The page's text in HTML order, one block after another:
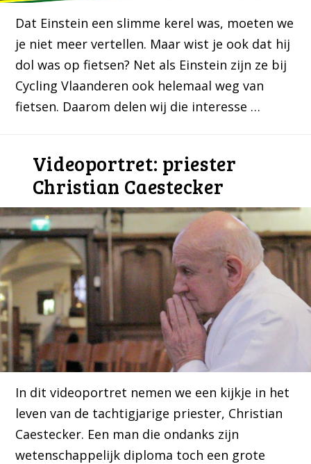
Dat Einstein een slimme kerel was, moeten we
je niet meer vertellen. Maar wist je ook dat hij
dol was op fietsen? Net als Einstein zijn ze bij
Cycling Vlaanderen ook helemaal weg van
fietsen. Daarom delen wij die interesse …
Videoportret: priester
Christian Caestecker
In dit videoportret nemen we een kijkje in het
leven van de tachtigjarige priester, Christian
Caestecker. Een man die ondanks zijn
wetenschappelijk diploma toch een grote